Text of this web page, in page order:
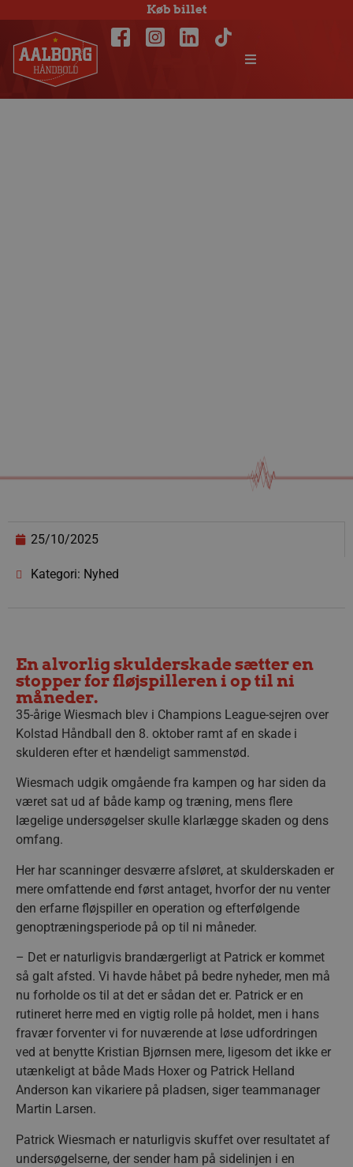
Køb billet
25/10/2025
Kategori: Nyhed
En alvorlig skulderskade sætter en
stopper for fløjspilleren i op til ni
måneder.
35-årige Wiesmach blev i Champions League-sejren over
Kolstad Håndball den 8. oktober ramt af en skade i
skulderen efter et hændeligt sammenstød.
Wiesmach udgik omgående fra kampen og har siden da
været sat ud af både kamp og træning, mens flere
lægelige undersøgelser skulle klarlægge skaden og dens
omfang.
Her har scanninger desværre afsløret, at skulderskaden er
mere omfattende end først antaget, hvorfor der nu venter
den erfarne fløjspiller en operation og efterfølgende
genoptræningsperiode på op til ni måneder.
– Det er naturligvis brandærgerligt at Patrick er kommet
så galt afsted. Vi havde håbet på bedre nyheder, men må
nu forholde os til at det er sådan det er. Patrick er en
rutineret herre med en vigtig rolle på holdet, men i hans
fravær forventer vi for nuværende at løse udfordringen
ved at benytte Kristian Bjørnsen mere, ligesom det ikke er
utænkeligt at både Mads Hoxer og Patrick Helland
Anderson kan vikariere på pladsen, siger teammanager
Martin Larsen.
Patrick Wiesmach er naturligvis skuffet over resultatet af
undersøgelserne, der sender ham på sidelinjen i en